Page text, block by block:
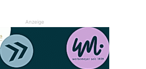
Anzeige